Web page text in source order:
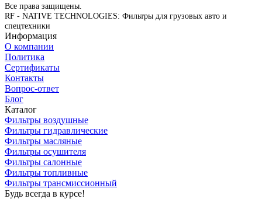
Все права защищены.
RF - NATIVE TECHNOLOGIES: Фильтры для грузовых авто и
спецтехники
Информация
О компании
Политика
Сертификаты
Контакты
Вопрос-ответ
Блог
Каталог
Фильтры воздушные
Фильтры гидравлические
Фильтры масляные
Фильтры осушителя
Фильтры салонные
Фильтры топливные
Фильтры трансмиссионный
Будь всегда в курсе!